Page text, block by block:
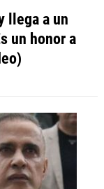
llega a un
un honor a